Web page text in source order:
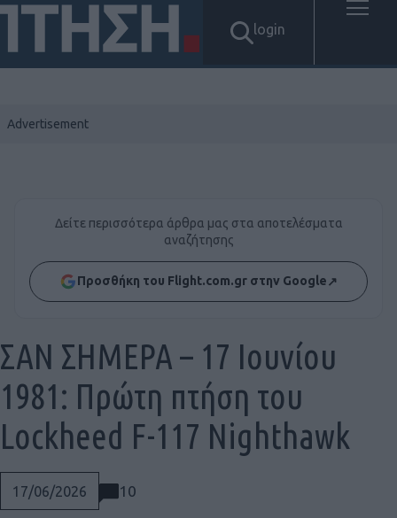
login
Δείτε περισσότερα άρθρα μας στα αποτελέσματα
αναζήτησης
Προσθήκη του Flight.com.gr στην Google↗
17/06/2026 10
ΣΑΝ ΣΗΜΕΡΑ – 17 Ιουνίου
1981: Πρώτη πτήση του
Lockheed F-117 Nighthawk